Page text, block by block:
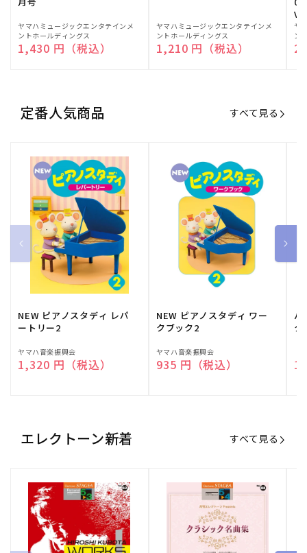
販
売
元:
ヤマハミュージックエンタテインメ
ントホールディングス
通常価格
1,430 円（税込）
販
売
元:
ヤマハミュージックエンタテインメ
ントホールディングス
通常価格
1,210 円（税込）
販
売
元:
ヤ
ン
定番人気商品 すべて見る
NEW ピアノスタディ レパ
ートリー2
販
売
ヤマハ音楽振興会
通常価格
1,320 円（税込）
NEW ピアノスタディ ワー
クブック2
販
売
ヤマハ音楽振興会
通常価格
935 円（税込）
バ
ク
売
エレクトーン新着 すべて見る